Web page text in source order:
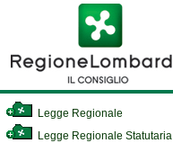
Legge Regionale
Legge Regionale Statutaria